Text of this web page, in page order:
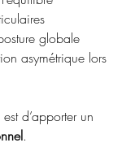
globale
asymétrique lors
d’apporter un
.